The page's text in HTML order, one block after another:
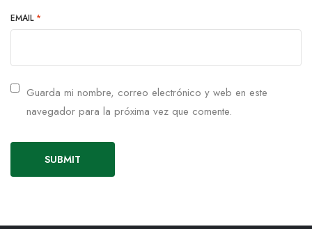
EMAIL *
Guarda mi nombre, correo electrónico y web en este
navegador para la próxima vez que comente.